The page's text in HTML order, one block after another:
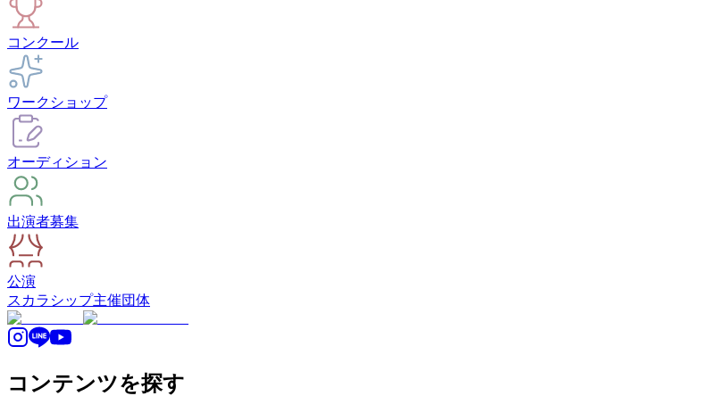
コンクール
ワークショップ
オーディション
出演者募集
公演
スカラシップ主催団体
コンテンツを探す